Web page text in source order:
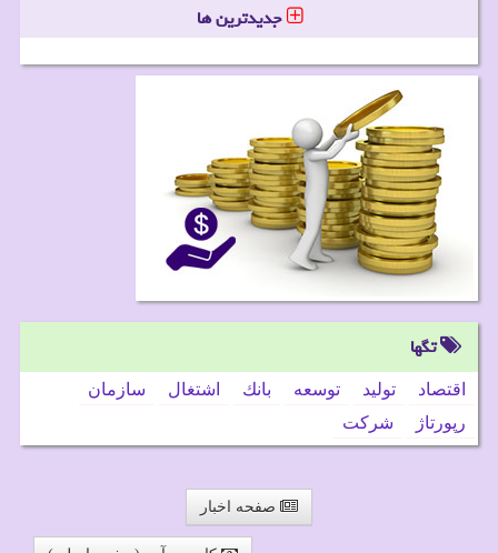
جدیدترین ها
تگها
اقتصاد تولید توسعه بانك اشتغال
سازمان
رپورتاژ
شركت
صفحه اخبار